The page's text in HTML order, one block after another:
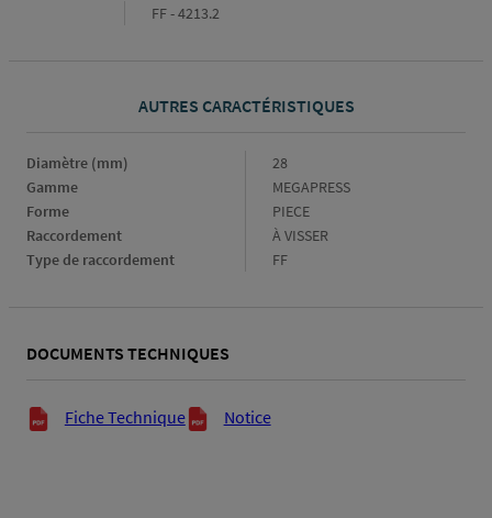
FF - 4213.2
AUTRES CARACTÉRISTIQUES
Diamètre (mm)
Diamètre
(mm)
28
Gamme
Gamme
MEGAPRESS
Forme
Forme
PIECE
Raccordement
Raccordement
À VISSER
Type de raccordement
Type
FF
DOCUMENTS TECHNIQUES
Documents techniques
Fiche Technique Notice